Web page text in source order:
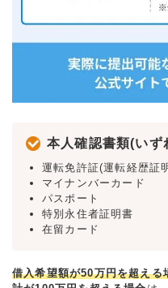
本人確認書類(いず
運転免許証(運転経歴証
マイナンバーカード
パスポート
特別永住者証明書
在留カード
借入希望額が50万円を超える